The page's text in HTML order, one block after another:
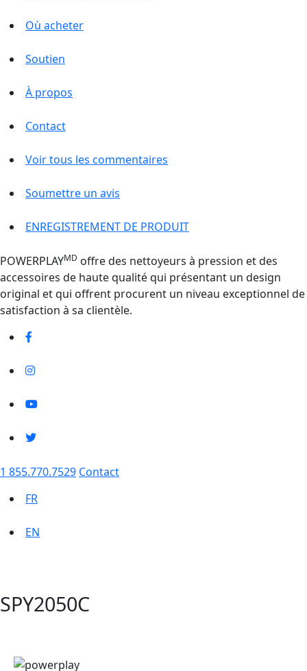
Où acheter
Soutien
À propos
Contact
Voir tous les commentaires
Soumettre un avis
ENREGISTREMENT DE PRODUIT
POWERPLAYMD offre des nettoyeurs à pression et des
accessoires de haute qualité qui présentant un design
original et qui offrent procurent un niveau exceptionnel de
satisfaction à sa clientèle.
1 855.770.7529 Contact
FR
EN
SPY2050C